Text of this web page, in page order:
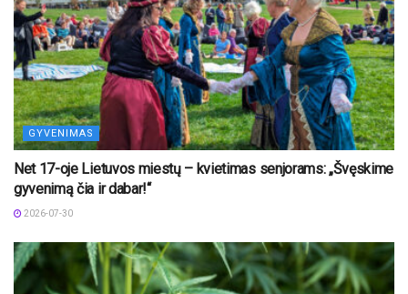
GYVENIMAS
Net 17-oje Lietuvos miestų – kvietimas senjorams: „Švęskime
gyvenimą čia ir dabar!“
2026-07-30